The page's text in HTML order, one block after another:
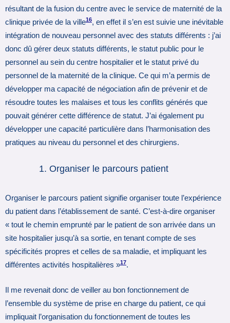
résultant de la fusion du centre avec le service de maternité de la
clinique privée de la ville16, en effet il s’en est suivie une inévitable
intégration de nouveau personnel avec des statuts différents : j’ai
donc dû gérer deux statuts différents, le statut public pour le
personnel au sein du centre hospitalier et le statut privé du
personnel de la maternité de la clinique. Ce qui m’a permis de
développer ma capacité de négociation afin de prévenir et de
résoudre toutes les malaises et tous les conflits générés que
pouvait générer cette différence de statut. J’ai également pu
développer une capacité particulière dans l’harmonisation des
pratiques au niveau du personnel et des chirurgiens.
Organiser le parcours patient
Organiser le parcours patient signifie organiser toute l’expérience
du patient dans l’établissement de santé. C’est-à-dire organiser
« tout le chemin emprunté par le patient de son arrivée dans un
site hospitalier jusqu’à sa sortie, en tenant compte de ses
spécificités propres et celles de sa maladie, et impliquant les
différentes activités hospitalières »17.
Il me revenait donc de veiller au bon fonctionnement de
l’ensemble du système de prise en charge du patient, ce qui
impliquait l’organisation du fonctionnement de toutes les